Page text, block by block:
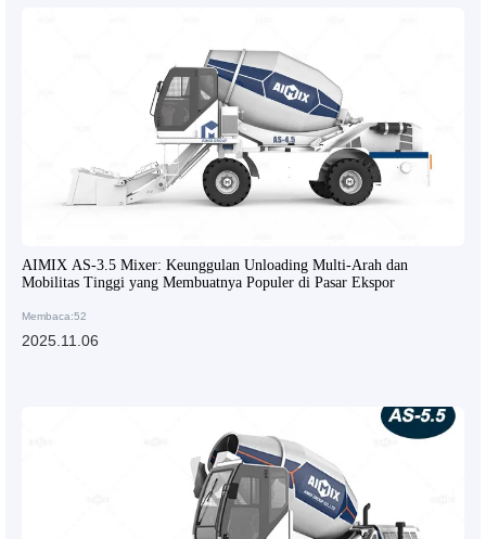
AIMIX AS-3.5 Mixer: Keunggulan Unloading Multi-Arah dan
Mobilitas Tinggi yang Membuatnya Populer di Pasar Ekspor
Membaca:52
2025.11.06